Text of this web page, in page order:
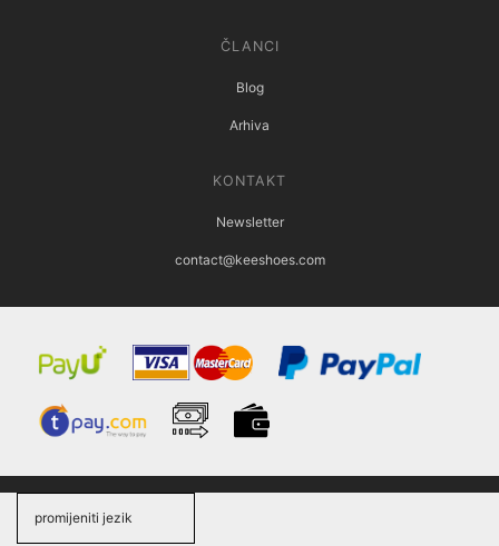
ČLANCI
Blog
Arhiva
KONTAKT
Newsletter
contact@keeshoes.com
promijeniti jezik